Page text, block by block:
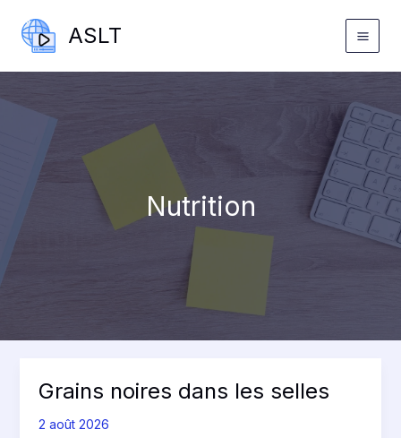
contenu
ASLT
Nutrition
Grains noires dans les selles
2 août 2026
Grains
dans